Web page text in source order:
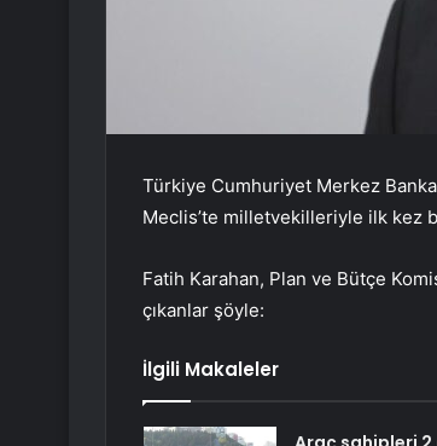
Türkiye Cumhuriyet Merkez
Meclis’te milletvekilleriyle ilk kez
Fatih Karahan, Plan ve Bütçe
çıkanlar şöyle:
İlgili Makaleler